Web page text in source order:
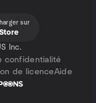
sur
Inc.
confidentialité
de licenceAide